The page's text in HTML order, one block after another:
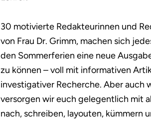
30 motivierte Redakteurinnen und
von Frau Dr. Grimm, machen sich
den Sommerferien eine neue
zu können – voll mit informativen
investigativer Recherche. Aber auch
versorgen wir euch gelegentlich mit
nach, schreiben, layouten, kümmern